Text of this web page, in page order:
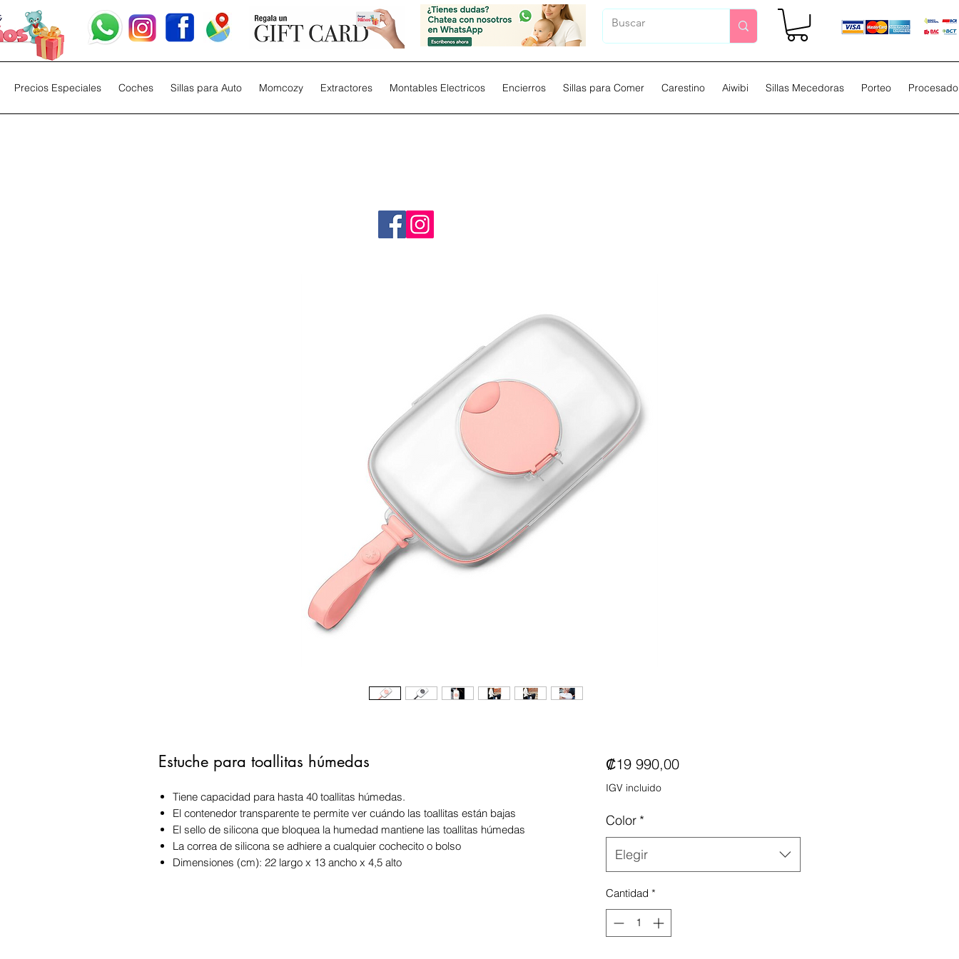
Precios Especiales Coches Sillas para Auto Momcozy Extractores Montables Electricos Encierros Sillas para Comer Carestino Aiwibi Sillas Mecedoras Porteo
Estuche para toallitas húmedas
Tiene capacidad para hasta 40 toallitas húmedas.
El contenedor transparente te permite ver cuándo las toallitas están bajas
El sello de silicona que bloquea la humedad mantiene las toallitas húmedas
La correa de silicona se adhiere a cualquier cochecito o bolso
Dimensiones (cm): 22 largo x 13 ancho x 4,5 alto
₡19 990,00Precio
IGV incluido
Color *
Elegir
Cantidad *